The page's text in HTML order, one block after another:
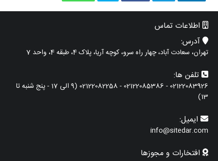
اطلاعات تماس
آدرس:
تهران، سعادت آباد، چهار راه سرو، کوچه آریا، پلاک 4، طبقه 4، واحد 7
تلفن ها:
02122083926 - 02122085386 - 02122082258 (9 الی 17 - پنج شنبه تا
13)
ایمیل:
info@sitedar.com
افتخارات و مجوزها